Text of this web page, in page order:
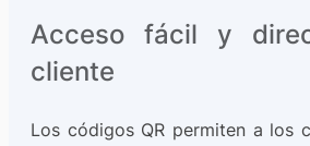
Acceso fácil y
cliente
Los códigos QR permiten a los